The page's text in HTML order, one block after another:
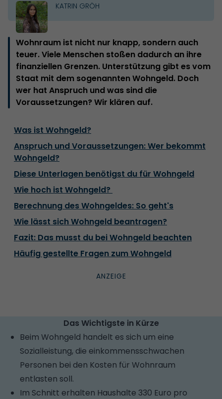
KATRIN GRÖH
Wohnraum ist nicht nur knapp, sondern auch
teuer. Viele Menschen stoßen dadurch an ihre
finanziellen Grenzen. Unterstützung gibt es vom
Staat mit dem sogenannten Wohngeld. Doch
wer hat Anspruch und was sind die
Voraussetzungen? Wir klären auf.
Was ist Wohngeld?
Anspruch und Voraussetzungen: Wer bekommt
Wohngeld?
Diese Unterlagen benötigst du für Wohngeld
Wie hoch ist Wohngeld?
Berechnung des Wohngeldes: So geht's
Wie lässt sich Wohngeld beantragen?
Fazit: Das musst du bei Wohngeld beachten
Häufig gestellte Fragen zum Wohngeld
Das Wichtigste in Kürze
Beim Wohngeld handelt es sich um eine
Sozialleistung, die einkommensschwachen
Personen bei den Kosten für Wohnraum
entlasten soll.
Im Schnitt erhalten Haushalte 330 Euro pro